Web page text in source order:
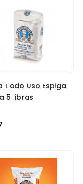
Todo Uso Espiga
5 libras